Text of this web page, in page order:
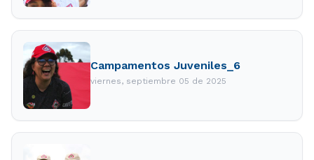
Campamentos Juveniles_6
viernes, septiembre 05 de 2025